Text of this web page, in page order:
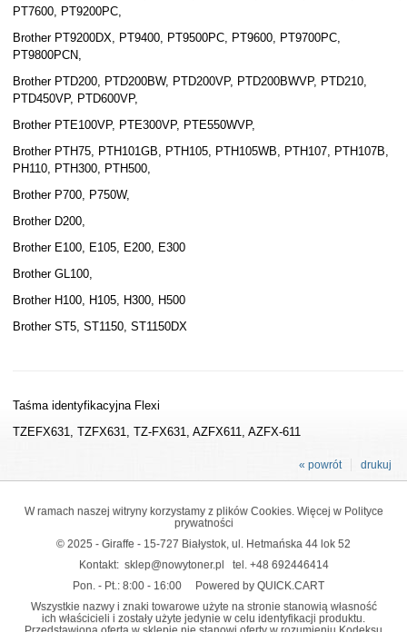
PT7600, PT9200PC,
Brother PT9200DX, PT9400, PT9500PC, PT9600, PT9700PC,
PT9800PCN,
Brother PTD200, PTD200BW, PTD200VP, PTD200BWVP, PTD210,
PTD450VP, PTD600VP,
Brother PTE100VP, PTE300VP, PTE550WVP,
Brother PTH75, PTH101GB, PTH105, PTH105WB, PTH107, PTH107B,
PH110, PTH300, PTH500,
Brother P700, P750W,
Brother D200,
Brother E100, E105, E200, E300
Brother GL100,
Brother H100, H105, H300, H500
Brother ST5, ST1150, ST1150DX
Taśma identyfikacyjna Flexi
TZEFX631, TZFX631, TZ-FX631, AZFX611, AZFX-611
drukuj
« powrót
W ramach naszej witryny korzystamy z plików Cookies. Więcej w Polityce
prywatności
© 2025 - Giraffe - 15-727 Białystok, ul. Hetmańska 44 lok 52
Kontakt: sklep@nowytoner.pl tel. +48 692446414
Pon. - Pt.: 8:00 - 16:00
Powered by QUICK.CART
Wszystkie nazwy i znaki towarowe użyte na stronie stanowią własność
ich właścicieli i zostały użyte jedynie w celu identyfikacji produktu.